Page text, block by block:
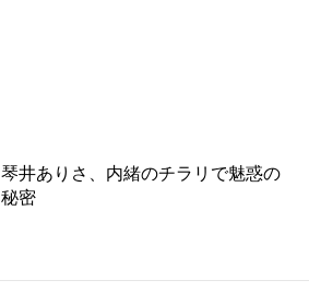
琴井ありさ、内緒のチラリで魅惑の
秘密